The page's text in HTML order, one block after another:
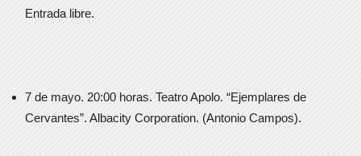
Entrada libre.
7 de mayo. 20:00 horas. Teatro Apolo. “Ejemplares de
Cervantes”. Albacity Corporation. (Antonio Campos).